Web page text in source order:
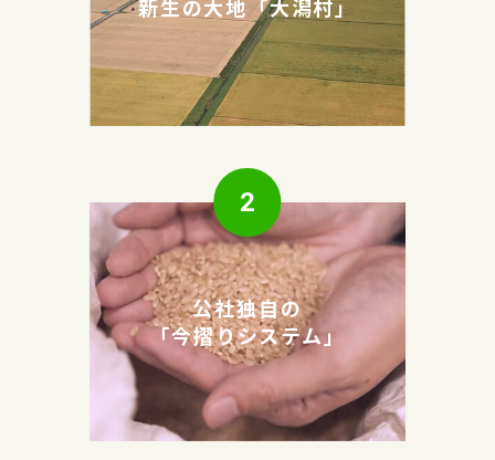
新生の大地「大潟村」
2
公社独自の
「今摺りシステム」